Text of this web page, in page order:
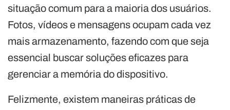
situação comum para a maioria dos usuários.
Fotos, vídeos e mensagens ocupam cada vez
mais armazenamento, fazendo com que seja
essencial buscar soluções eficazes para
gerenciar a memória do dispositivo.
Felizmente, existem maneiras práticas de